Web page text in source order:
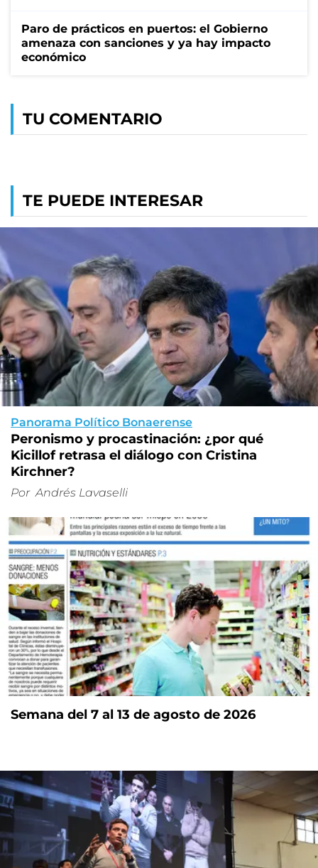
Paro de prácticos en puertos: el Gobierno
amenaza con sanciones y ya hay impacto
económico
TU COMENTARIO
TE PUEDE INTERESAR
Panorama Político Bonaerense
Peronismo y procastinación: ¿por qué
Kicillof retrasa el diálogo con Cristina
Kirchner?
Por Andrés Lavaselli
Semana del 7 al 13 de agosto de 2026